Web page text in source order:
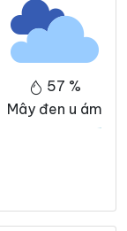
57 %
Mây đen u ám